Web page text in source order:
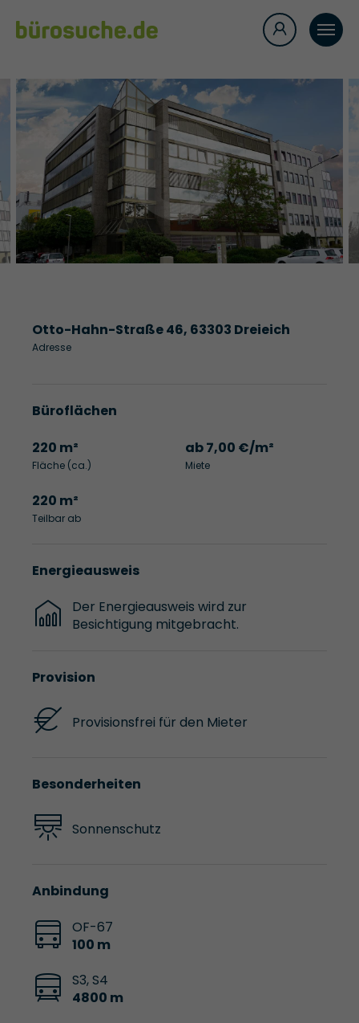
Otto-Hahn-Straße 46, 63303 Dreieich
Adresse
Büroflächen
220 m²
Fläche (ca.)
ab 7,00 €/m²
Miete
220 m²
Teilbar ab
Energieausweis
Der Energieausweis wird zur
Besichtigung mitgebracht.
Provision
Provisionsfrei für den Mieter
Besonderheiten
Sonnenschutz
Anbindung
OF-67
100 m
S3, S4
4800 m